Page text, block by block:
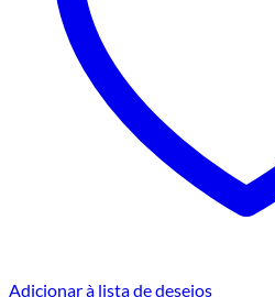
Adicionar à lista de desejos